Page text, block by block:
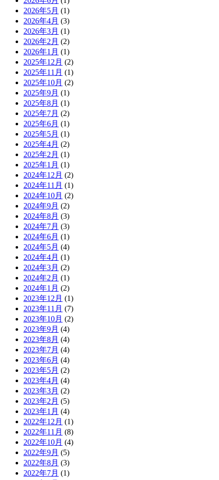
2026年5月 (1)
2026年4月 (3)
2026年3月 (1)
2026年2月 (2)
2026年1月 (1)
2025年12月 (2)
2025年11月 (1)
2025年10月 (2)
2025年9月 (1)
2025年8月 (1)
2025年7月 (2)
2025年6月 (1)
2025年5月 (1)
2025年4月 (2)
2025年2月 (1)
2025年1月 (1)
2024年12月 (2)
2024年11月 (1)
2024年10月 (2)
2024年9月 (2)
2024年8月 (3)
2024年7月 (3)
2024年6月 (1)
2024年5月 (4)
2024年4月 (1)
2024年3月 (2)
2024年2月 (1)
2024年1月 (2)
2023年12月 (1)
2023年11月 (7)
2023年10月 (2)
2023年9月 (4)
2023年8月 (4)
2023年7月 (4)
2023年6月 (4)
2023年5月 (2)
2023年4月 (4)
2023年3月 (2)
2023年2月 (5)
2023年1月 (4)
2022年12月 (1)
2022年11月 (8)
2022年10月 (4)
2022年9月 (5)
2022年8月 (3)
2022年7月 (1)